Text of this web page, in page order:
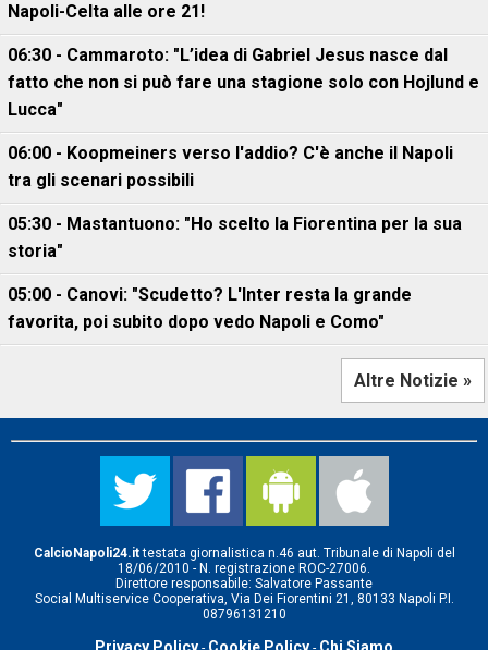
Napoli-Celta alle ore 21!
06:30 - Cammaroto: "L’idea di Gabriel Jesus nasce dal
fatto che non si può fare una stagione solo con Hojlund e
Lucca"
06:00 - Koopmeiners verso l'addio? C'è anche il Napoli
tra gli scenari possibili
05:30 - Mastantuono: "Ho scelto la Fiorentina per la sua
storia"
05:00 - Canovi: "Scudetto? L'Inter resta la grande
favorita, poi subito dopo vedo Napoli e Como"
Altre Notizie »
CalcioNapoli24.ittestata giornalistica n.46 aut. Tribunale di Napoli del
18/06/2010 - N. registrazione ROC-27006.
Direttore responsabile: Salvatore Passante
Social Multiservice Cooperativa, Via Dei Fiorentini 21, 80133 Napoli P.I.
08796131210